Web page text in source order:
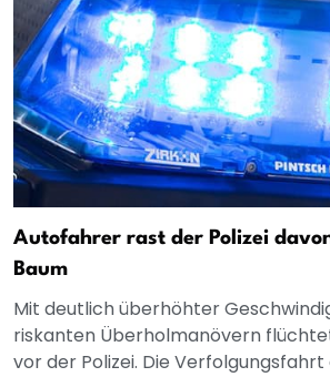
Autofahrer rast der Polizei
Baum
Mit deutlich überhöhter
riskanten Überholmanövern
vor der Polizei. Die Verfolgungsfahrt